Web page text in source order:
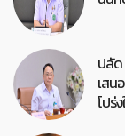
ปลัด
เสน
โปร่